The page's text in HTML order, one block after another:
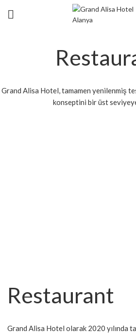
Grand Alisa Hotel, tamamen yenilenmiş
konseptini bir üst
Restaurant
Grand Alisa Hotel olarak 2020 yılında